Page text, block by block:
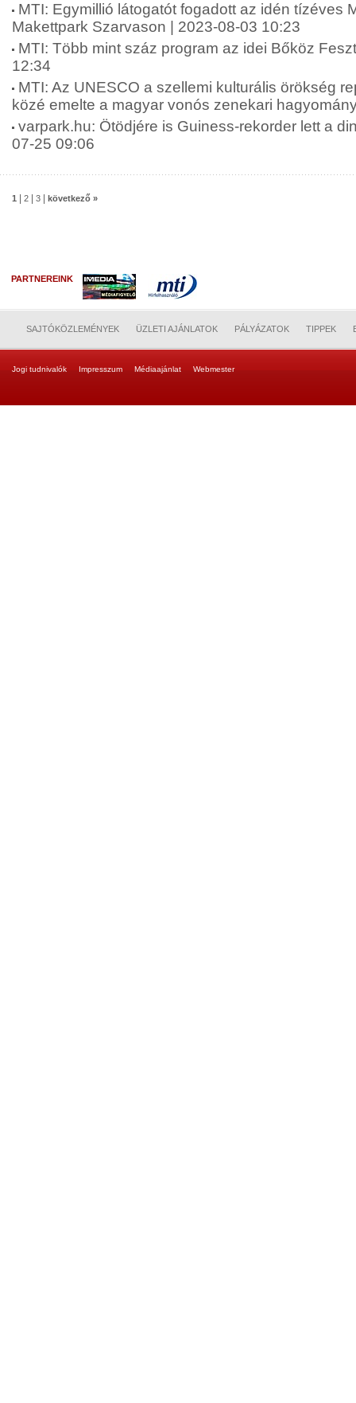
MTI: Egymillió látogatót fogadott az idén tízéves
Makettpark Szarvason | 2023-08-03 10:23
MTI: Több mint száz program az idei Bőköz
12:34
MTI: Az UNESCO a szellemi kulturális örökség
közé emelte a magyar vonós zenekari
varpark.hu: Ötödjére is Guiness-rekorder lett a
07-25 09:06
1 2 3 következő »
PARTNEREINK
SAJTÓKÖZLEMÉNYEK ÜZLETI AJÁNLATOK PÁLYÁZATOK TIPPEK
Jogi tudnivalók Impresszum Médiaajánlat Webmester